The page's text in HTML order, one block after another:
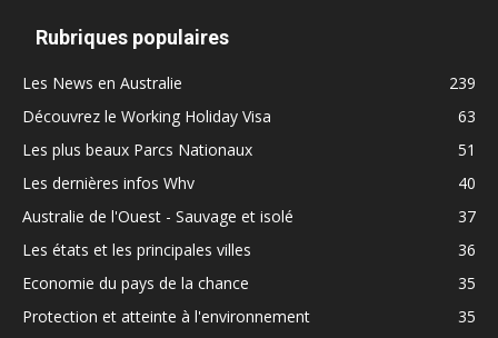
Rubriques populaires
Les News en Australie
239
Découvrez le Working Holiday Visa
63
Les plus beaux Parcs Nationaux
51
Les dernières infos Whv
40
Australie de l'Ouest - Sauvage et isolé
37
Les états et les principales villes
36
Economie du pays de la chance
35
Protection et atteinte à l'environnement
35